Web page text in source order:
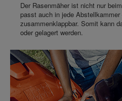
Der Rasenmäher ist nicht nur
passt auch in jede
zusammenklappbar. Somit kann
oder gelagert werden.